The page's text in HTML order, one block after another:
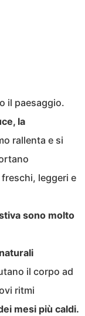
il paesaggio.
la
rallenta e si
leggeri e
sono molto
naturali
il corpo ad
ritmi
mesi più caldi.